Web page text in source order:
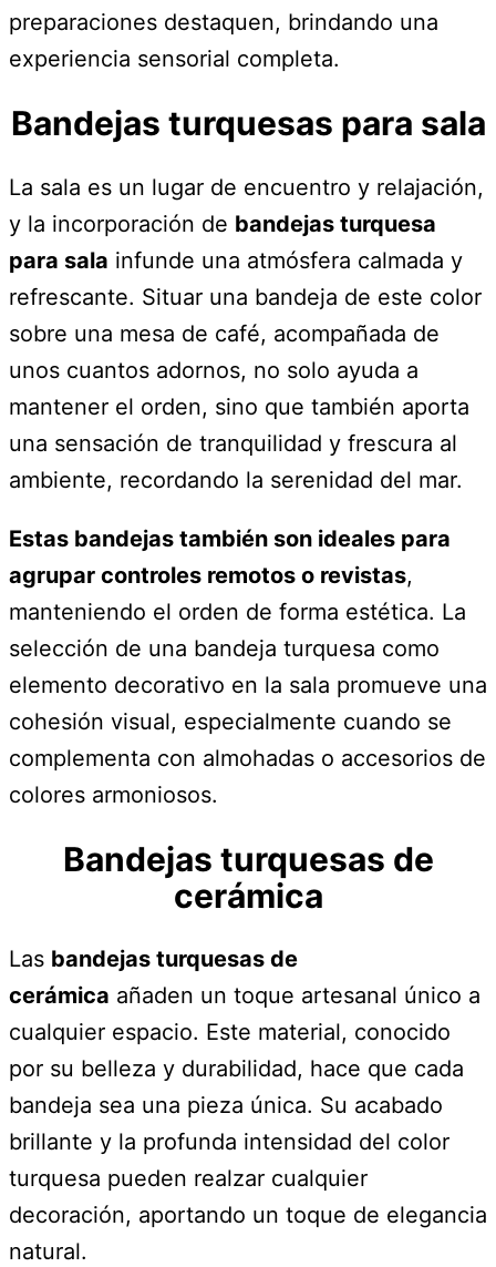
preparaciones destaquen, brindando una
experiencia sensorial completa.
Bandejas turquesas para sala
La sala es un lugar de encuentro y relajación,
y la incorporación de bandejas turquesa
para sala infunde una atmósfera calmada y
refrescante. Situar una bandeja de este color
sobre una mesa de café, acompañada de
unos cuantos adornos, no solo ayuda a
mantener el orden, sino que también aporta
una sensación de tranquilidad y frescura al
ambiente, recordando la serenidad del mar.
Estas bandejas también son ideales para
agrupar controles remotos o revistas,
manteniendo el orden de forma estética. La
selección de una bandeja turquesa como
elemento decorativo en la sala promueve una
cohesión visual, especialmente cuando se
complementa con almohadas o accesorios de
colores armoniosos.
Bandejas turquesas de
cerámica
Las bandejas turquesas de
cerámica añaden un toque artesanal único a
cualquier espacio. Este material, conocido
por su belleza y durabilidad, hace que cada
bandeja sea una pieza única. Su acabado
brillante y la profunda intensidad del color
turquesa pueden realzar cualquier
decoración, aportando un toque de elegancia
natural.